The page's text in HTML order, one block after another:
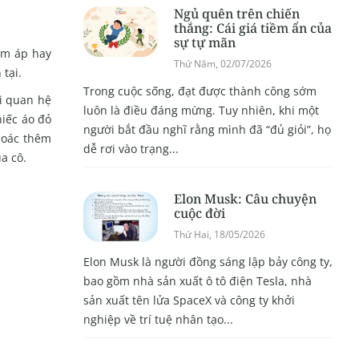
áp hay
tại.
quan hệ
áo đỏ
thêm
cô.
Ngủ quên trên chiến
thắng: Cái giá tiềm ẩn của
sự tự mãn
Thứ Năm, 02/07/2026
Trong cuộc sống, đạt được thành công sớm
luôn là điều đáng mừng. Tuy nhiên, khi một
người bắt đầu nghĩ rằng mình đã “đủ giỏi”, họ
dễ rơi vào trạng...
Elon Musk: Câu chuyện
cuộc đời
Thứ Hai, 18/05/2026
Elon Musk là người đồng sáng lập bảy công ty,
bao gồm nhà sản xuất ô tô điện Tesla, nhà
sản xuất tên lửa SpaceX và công ty khởi
nghiệp về trí tuệ nhân tạo...